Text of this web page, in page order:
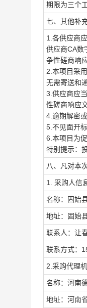
期限为三个
七、其他补
1.各供应商
供应商CA数
争性磋商响
2.本项目采
无需寄送和
3.供应商应
性磋商响应
4.逾期解密
5.不见面开
6.本项目为
特别提示：
八、凡对本
1. 采购人信
名称：固始
地址：固始
联系人：让
联系方式：
2.采购代理
名称：河南
地址：河南